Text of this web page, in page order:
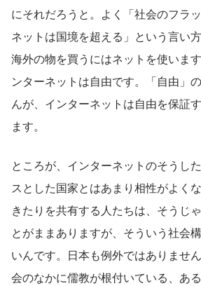
にそれだろうと。よく「社会のフラ
ネットは国境を超える」という言い
海外の物を買うにはネットを使いま
ンターネットは自由です。「自由」
んが、インターネットは自由を保証
ます。
ところが、インターネットのそうし
スとした国家とはあまり相性がよく
きたりを共有する人たちは、そうじ
とがままありますが、そういう社会
いんです。日本も例外ではありませ
会のなかに儒教が根付いている、あ